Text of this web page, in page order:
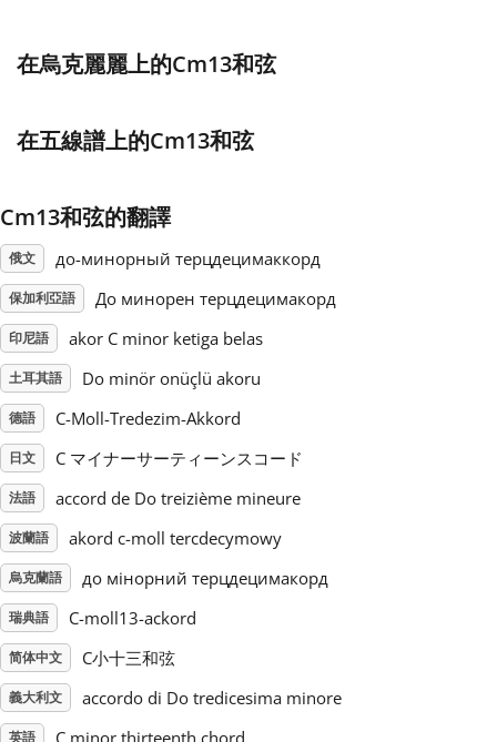
Italiano
日本語
Polski
Português
Русский
Tiếng Việt
Türkçe
Українська
在烏克麗麗上的Cm13和弦
在五線譜上的Cm13和弦
Cm13和弦的翻譯
俄文 до-минорный терцдецимаккорд
保加利亞語 До минорен терцдецимакорд
印尼語 akor C minor ketiga belas
土耳其語 Do minör onüçlü akoru
德語 C-Moll-Tredezim-Akkord
日文 C マイナーサーティーンスコード
法語 accord de Do treizième mineure
波蘭語 akord c-moll tercdecymowy
烏克蘭語 до мінорний терцдецимакорд
瑞典語 C-moll13-ackord
简体中文 C小十三和弦
義大利文 accordo di Do tredicesima minore
英語